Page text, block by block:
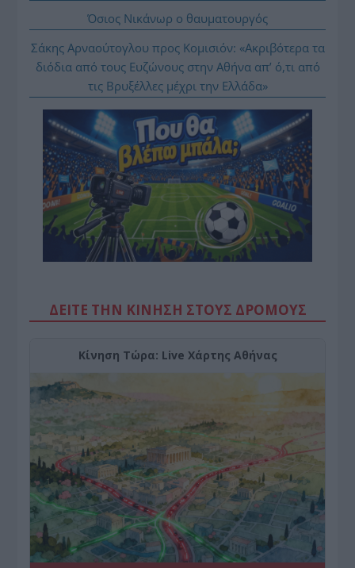
Όσιος Νικάνωρ ο θαυματουργός
Σάκης Αρναούτογλου προς Κομισιόν: «Ακριβότερα τα
διόδια από τους Ευζώνους στην Αθήνα απ’ ό,τι από
τις Βρυξέλλες μέχρι την Ελλάδα»
ΔΕΙΤΕ ΤΗΝ ΚΙΝΗΣΗ ΣΤΟΥΣ ΔΡΌΜΟΥΣ
Κίνηση Τώρα: Live Χάρτης Αθήνας